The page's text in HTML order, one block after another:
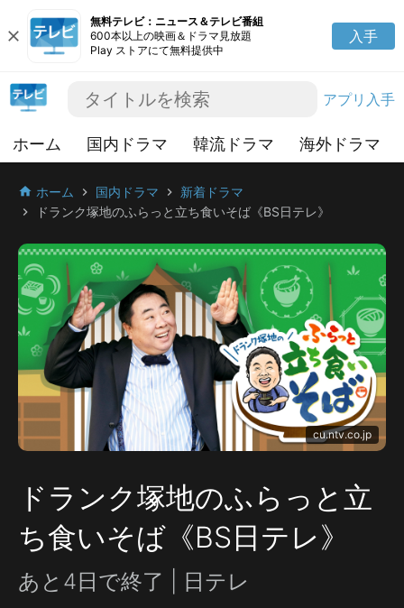
close
無料テレビ：ニュース＆テレビ番組
600本以上の映画＆ドラマ見放題
Play ストアにて無料提供中
入手
アプリ入手
ホーム 国内ドラマ 韓流ドラマ 海外ドラマ
home ホーム chevron_right 国内ドラマ chevron_right 新着ドラマ
chevron_right ドランク塚地のふらっと立ち食いそば《BS日テレ》
cu.ntv.co.jp
ドランク塚地のふらっと立
ち食いそば《BS日テレ》
あと4日で終了 | 日テレ